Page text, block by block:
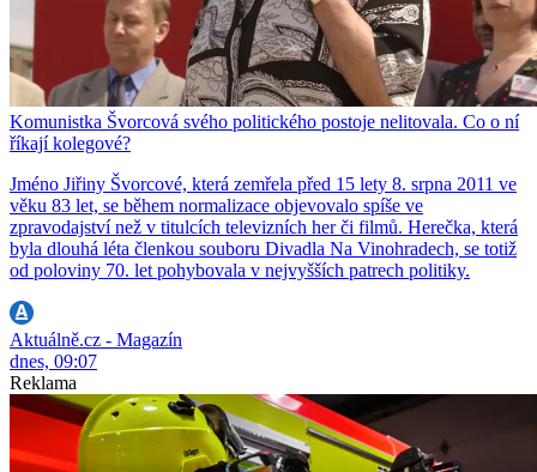
Komunistka Švorcová svého politického postoje nelitovala. Co o ní
říkají kolegové?
Jméno Jiřiny Švorcové, která zemřela před 15 lety 8. srpna 2011 ve
věku 83 let, se během normalizace objevovalo spíše ve
zpravodajství než v titulcích televizních her či filmů. Herečka, která
byla dlouhá léta členkou souboru Divadla Na Vinohradech, se totiž
od poloviny 70. let pohybovala v nejvyšších patrech politiky.
Aktuálně.cz - Magazín
dnes, 09:07
Reklama